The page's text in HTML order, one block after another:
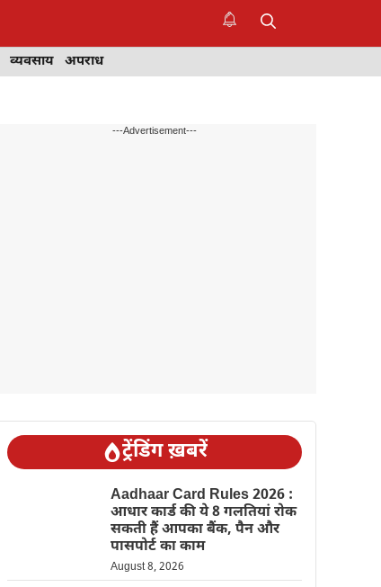
व्यवसाय अपराध
---Advertisement---
ट्रेंडिंग ख़बरें
Aadhaar Card Rules 2026 :
आधार कार्ड की ये 8 गलतियां रोक
सकती हैं आपका बैंक, पैन और
पासपोर्ट का काम
August 8, 2026